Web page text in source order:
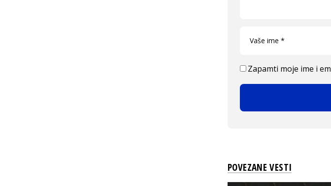
Zapamti moje ime i
POVEZANE VESTI